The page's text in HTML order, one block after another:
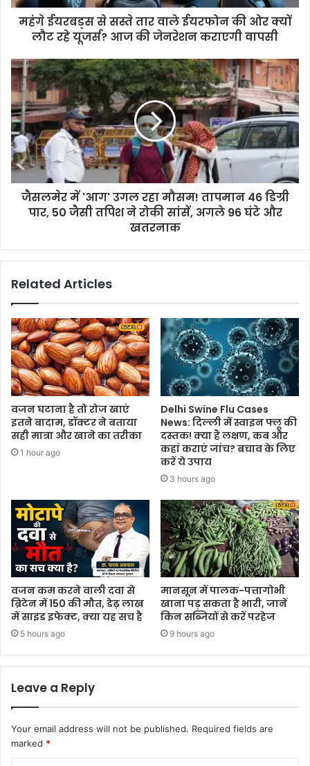
महंगे ईयरबड्स से सस्ते तार वाले ईयरफोन की ओर क्यों
लौट रहे यूजर्स? आज की जेनरेशन कराएगी वापसी
जैसलमेर में 'आग' उगल रहा मौसम! तापमान 46 डिग्री
पार, 50 जैसी तपिश ने रोकी सांसें, अगले 96 घंटे और
खतरनाक
Related Articles
वजन घटाना है तो रोज खाएं
इतने बादाम, डॉक्टर ने बताया
सही मात्रा और खाने का तरीका
1 hour ago
Delhi Swine Flu Cases
News: दिल्ली में स्वाइन फ्लू की
दस्तक! क्या हैं लक्षण, कब और
कहां कराएं जांच? बचाव के लिए
करें ये उपाय
3 hours ago
वजन कम करने वाली दवा से
ब्रिटेन में 150 की मौत, डेढ़ लाख
में साइड इफेक्ट, क्या यह सच है
5 hours ago
मानसून में पालक-पत्तागोभी
खाना पड़ सकता है भारी, जानें
किन सब्जियों से करें परहेज
9 hours ago
Leave a Reply
Your email address will not be published. Required fields are
marked *